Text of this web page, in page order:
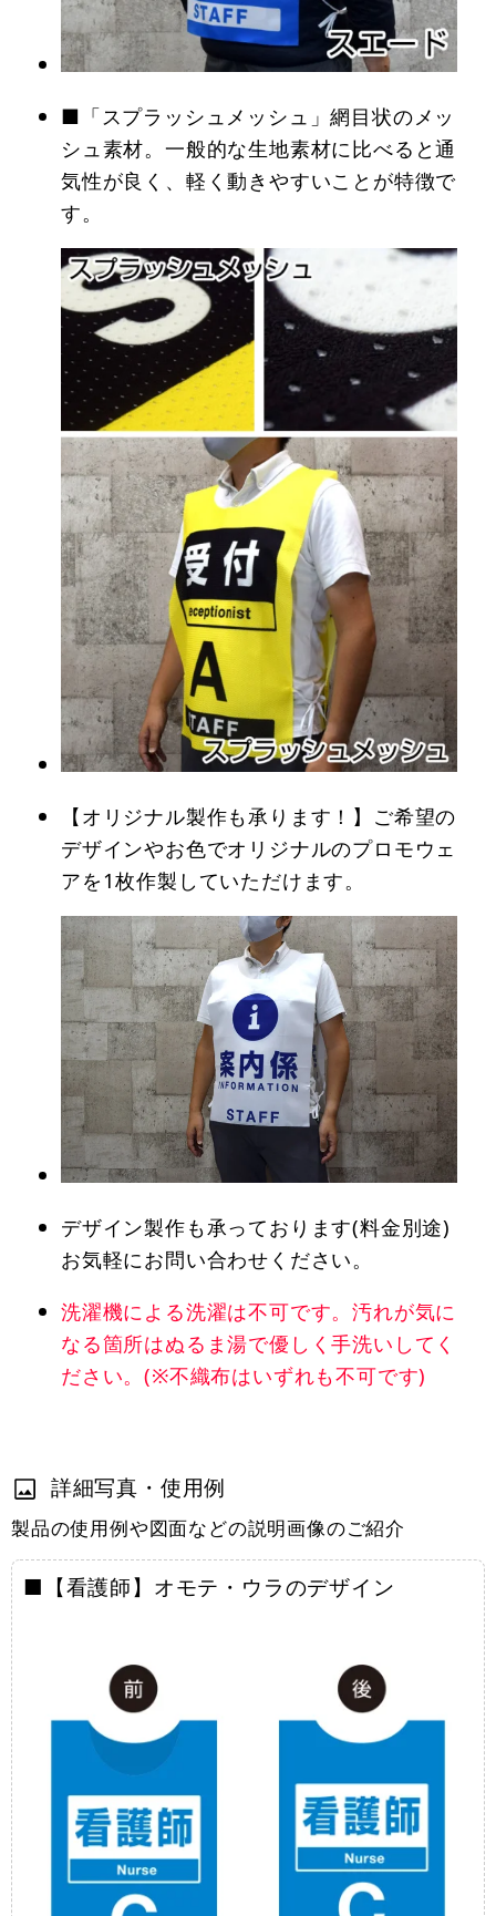
■「スプラッシュメッシュ」網目状のメッ
シュ素材。一般的な生地素材に比べると通
気性が良く、軽く動きやすいことが特徴で
す。
【オリジナル製作も承ります！】ご希望の
デザインやお色でオリジナルのプロモウェ
アを1枚作製していただけます。
デザイン製作も承っております(料金別途)
お気軽にお問い合わせください。
洗濯機による洗濯は不可です。汚れが気に
なる箇所はぬるま湯で優しく手洗いしてく
ださい。(※不織布はいずれも不可です)
詳細写真・使用例
製品の使用例や図面などの説明画像のご紹介
■【看護師】オモテ・ウラのデザイン